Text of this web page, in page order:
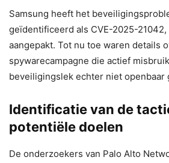
Samsung heeft het
geïdentificeerd als CVE-2025-
aangepakt. Tot nu toe waren details
spywarecampagne die actief
beveiligingslek echter niet openbaar
Identificatie van de
potentiële doelen
De onderzoekers van Palo Alto